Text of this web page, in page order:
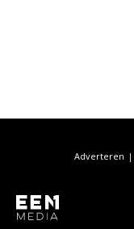
Adverteren